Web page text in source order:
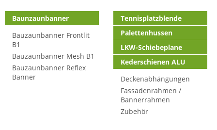
Baunzaunbanner
Bauzaunbanner Frontlit
B1
Bauzaunbanner Mesh B1
Bauzaunbanner Reflex
Banner
Tennisplatzblende
Palettenhussen
LKW-Schiebeplane
Kederschienen ALU
Deckenabhängungen
Fassadenrahmen /
Bannerrahmen
Zubehör